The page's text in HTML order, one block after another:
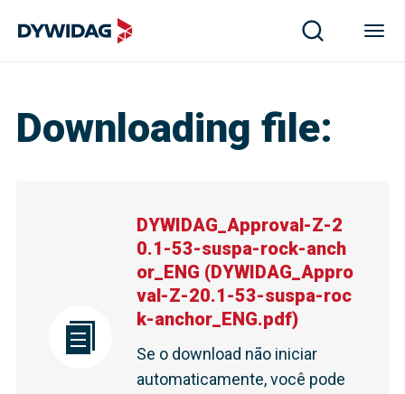
Downloading file:
DYWIDAG_Approval-Z-2
0.1-53-suspa-rock-anch
or_ENG (DYWIDAG_Appro
val-Z-20.1-53-suspa-roc
k-anchor_ENG.pdf)
Se o download não iniciar
automaticamente, você pode